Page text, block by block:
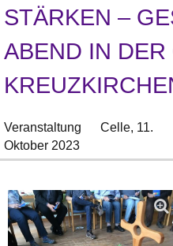
STÄRKEN –
ABEND IN DER
Veranstaltung Celle, 11.
Oktober 2023